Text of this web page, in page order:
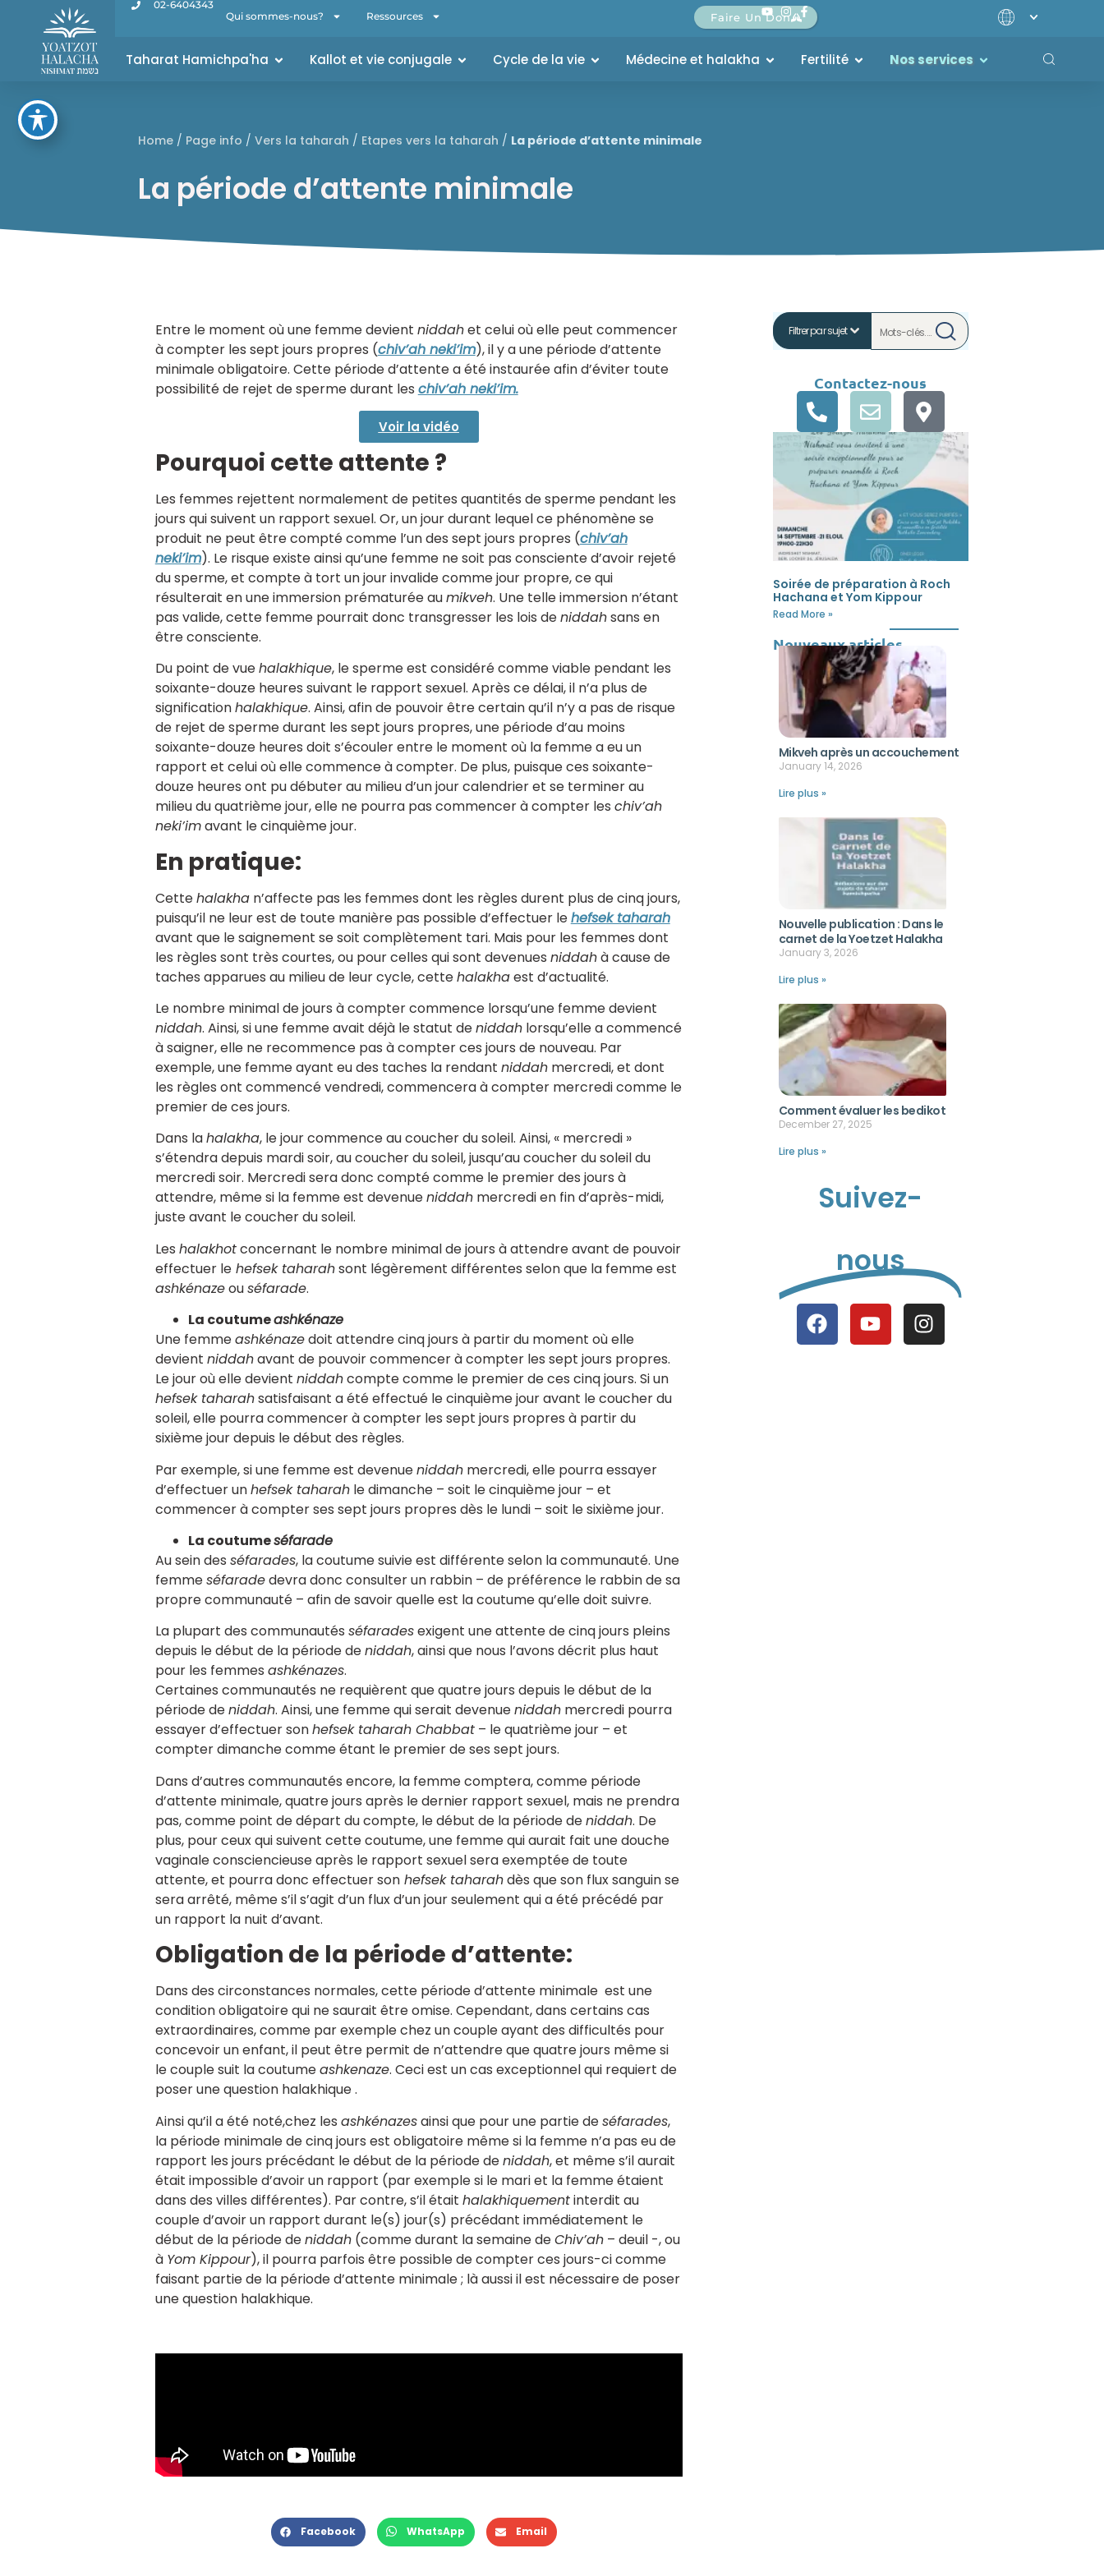
02-6404343
Qui sommes-nous?
Ressources Faire Un Don
Taharat Hamichpa'ha Kallot et vie conjugale Cycle de la vie Médecine et halakha Fertilité Nos services
Home/ Page info / Vers la taharah / Etapes vers la taharah / La période d’attente minimale
La période d’attente minimale
Entre le moment où une femme devient niddahet celui où elle peut commencer
à compter les sept jours propres (chiv’ah neki’im), il y a une période d’attente
minimale obligatoire. Cette période d’attente a été instaurée afin d’éviter toute
possibilité de rejet de sperme durant les chiv’ah neki’im.
Voir la vidéo
Pourquoi cette attente ?
Les femmes rejettent normalement de petites quantités de sperme pendant les
jours qui suivent un rapport sexuel. Or, un jour durant lequel ce phénomène se
produit ne peut être compté comme l’un des sept jours propres (chiv’ah
neki’im). Le risque existe ainsi qu’une femme ne soit pas consciente d’avoir rejeté
du sperme, et compte à tort un jour invalide comme jour propre, ce qui
résulterait en une immersion prématurée aumikveh. Une telle immersion n’étant
pas valide, cette femme pourrait donc transgresser les lois deniddahsans en
être consciente.
Du point de vuehalakhique, le sperme est considéré comme viable pendant les
soixante-douze heures suivant le rapport sexuel. Après ce délai, il n’a plus de
significationhalakhique. Ainsi, afin de pouvoir être certain qu’il n’y a pas de risque
de rejet de sperme durant les sept jours propres, une période d’au moins
soixante-douze heures doit s’écouler entre le moment où la femme a eu un
rapport et celui où elle commence à compter. De plus, puisque ces soixante-
douze heures ont pu débuter au milieu d’un jour calendrier et se terminer au
milieu du quatrième jour, elle ne pourra pas commencer à compter les chiv’ah
neki’imavant le cinquième jour.
En pratique:
Cettehalakhan’affecte pas les femmes dont les règles durent plus de cinq jours,
puisqu’il ne leur est de toute manière pas possible d’effectuer lehefsek taharah
avant que le saignement se soit complètement tari. Mais pour les femmes dont
les règles sont très courtes, ou pour celles qui sont devenues niddahà cause de
taches apparues au milieu de leur cycle, cettehalakhaest d’actualité.
Le nombre minimal de jours à compter commence lorsqu’une femme devient
niddah. Ainsi, si une femme avait déjà le statut deniddahlorsqu’elle a commencé
à saigner, elle ne recommence pas à compter ces jours de nouveau. Par
exemple, une femme ayant eu des taches la rendant niddahmercredi, et dont
les règles ont commencé vendredi, commencera à compter mercredi comme le
premier de ces jours.
Dans lahalakha, le jour commence au coucher du soleil. Ainsi, « mercredi »
s’étendra depuis mardi soir, au coucher du soleil, jusqu’au coucher du soleil du
mercredi soir. Mercredi sera donc compté comme le premier des jours à
attendre, même si la femme est devenueniddahmercredi en fin d’après-midi,
juste avant le coucher du soleil.
Les halakhotconcernant le nombre minimal de jours à attendre avant de pouvoir
effectuer lehefsek taharahsont légèrement différentes selon que la femme est
ashkénazeouséfarade.
La coutumeashkénaze
Une femmeashkénazedoit attendre cinq jours à partir du moment où elle
devient niddahavant de pouvoir commencer à compter les sept jours propres.
Le jour où elle devient niddahcompte comme le premier de ces cinq jours. Si un
hefsek taharahsatisfaisant a été effectué le cinquième jour avant le coucher du
soleil, elle pourra commencer à compter les sept jours propres à partir du
sixième jour depuis le début des règles.
Par exemple, si une femme est devenueniddahmercredi, elle pourra essayer
d’effectuer unhefsek taharahle dimanche – soit le cinquième jour – et
commencer à compter ses sept jours propres dès le lundi – soit le sixième jour.
La coutumeséfarade
Au sein des séfarades, la coutume suivie est différente selon la communauté. Une
femmeséfaradedevra donc consulter un rabbin – de préférence le rabbin de sa
propre communauté – afin de savoir quelle est la coutume qu’elle doit suivre.
La plupart des communautés séfaradesexigent une attente de cinq jours pleins
depuis le début de la période deniddah, ainsi que nous l’avons décrit plus haut
pour les femmes ashkénazes.
Certaines communautés ne requièrent que quatre jours depuis le début de la
période deniddah. Ainsi, une femme qui serait devenueniddahmercredi pourra
essayer d’effectuer sonhefsek taharah Chabbat– le quatrième jour – et
compter dimanche comme étant le premier de ses sept jours.
Dans d’autres communautés encore, la femme comptera, comme période
d’attente minimale, quatre jours après le dernier rapport sexuel, mais ne prendra
pas, comme point de départ du compte, le début de la période deniddah. De
plus, pour ceux qui suivent cette coutume, une femme qui aurait fait une douche
vaginale consciencieuse après le rapport sexuel sera exemptée de toute
attente, et pourra donc effectuer sonhefsek taharahdès que son flux sanguin se
sera arrêté, même s’il s’agit d’un flux d’un jour seulement qui a été précédé par
un rapport la nuit d’avant.
Obligation de la période d’attente:
Dans des circonstances normales, cette période d’attente minimale est une
condition obligatoire qui ne saurait être omise. Cependant, dans certains cas
extraordinaires, comme par exemple chez un couple ayant des difficultés pour
concevoir un enfant, il peut être permit de n’attendre que quatre jours même si
le couple suit la coutumeashkenaze. Ceci est un cas exceptionnel qui requiert de
poser une question halakhique .
Ainsi qu’il a été noté,chez les ashkénazesainsi que pour une partie deséfarades,
la période minimale de cinq jours est obligatoire même si la femme n’a pas eu de
rapport les jours précédant le début de la période deniddah, et même s’il aurait
était impossible d’avoir un rapport (par exemple si le mari et la femme étaient
dans des villes différentes). Par contre, s’il était halakhiquementinterdit au
couple d’avoir un rapport durant le(s) jour(s) précédant immédiatement le
début de la période deniddah(comme durant la semaine deChiv’ah– deuil -, ou
à Yom Kippour), il pourra parfois être possible de compter ces jours-ci comme
faisant partie de la période d’attente minimale ; là aussi il est nécessaire de poser
une question halakhique.
Facebook WhatsApp Email
Contactez-nous
Soirée de préparation à Roch
Hachana et Yom Kippour
Read More »
Nouveaux articles
Mikveh après un accouchement
January 14, 2026
Lire plus »
Nouvelle publication : Dans le
carnet de la Yoetzet Halakha
January 3, 2026
Lire plus »
Comment évaluer les bedikot
December 27, 2025
Lire plus »
Suivez-
nous